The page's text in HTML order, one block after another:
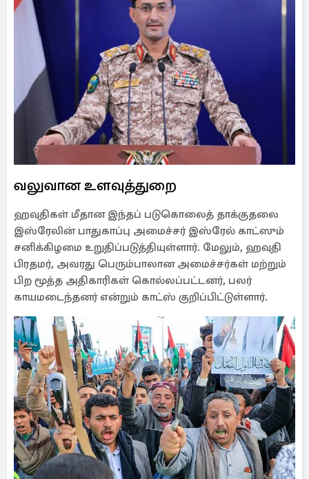
வலுவான உளவுத்துறை
ஹவுதிகள் மீதான இந்தப் படுகொலைத் தாக்குதலை
இஸ்ரேலின் பாதுகாப்பு அமைச்சர் இஸ்ரேல் காட்ஸும்
சனிக்கிழமை உறுதிப்படுத்தியுள்ளார். மேலும், ஹவுதி
பிரதமர், அவரது பெரும்பாலான அமைச்சர்கள் மற்றும்
பிற மூத்த அதிகாரிகள் கொல்லப்பட்டனர், பலர்
காயமடைந்தனர் என்றும் காட்ஸ் குறிப்பிட்டுள்ளார்.